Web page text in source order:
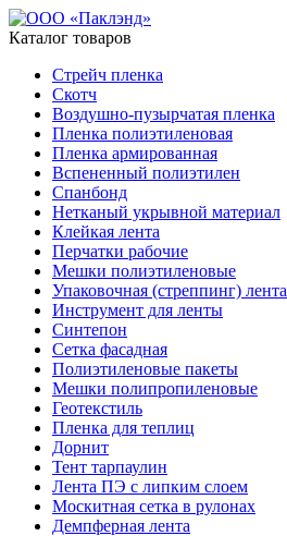
Каталог товаров
Стрейч пленка
Скотч
Воздушно-пузырчатая пленка
Пленка полиэтиленовая
Пленка армированная
Вспененный полиэтилен
Спанбонд
Нетканый укрывной материал
Клейкая лента
Перчатки рабочие
Мешки полиэтиленовые
Упаковочная (стреппинг) лента
Инструмент для ленты
Синтепон
Сетка фасадная
Полиэтиленовые пакеты
Мешки полипропиленовые
Геотекстиль
Пленка для теплиц
Дорнит
Тент тарпаулин
Лента ПЭ с липким слоем
Москитная сетка в рулонах
Демпферная лента